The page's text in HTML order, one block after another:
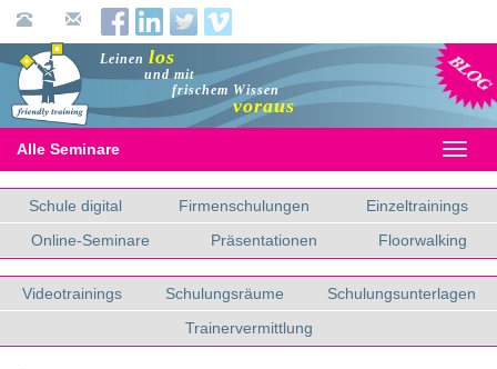
Blog
Leinen los
und mit
frischem Wissen
voraus
Alle Seminare
Schule digital Firmenschulungen
Einzeltrainings
Online-Seminare
Präsentationen Floorwalking
Videotrainings Schulungsräume
Schulungsunterlagen
Trainervermittlung